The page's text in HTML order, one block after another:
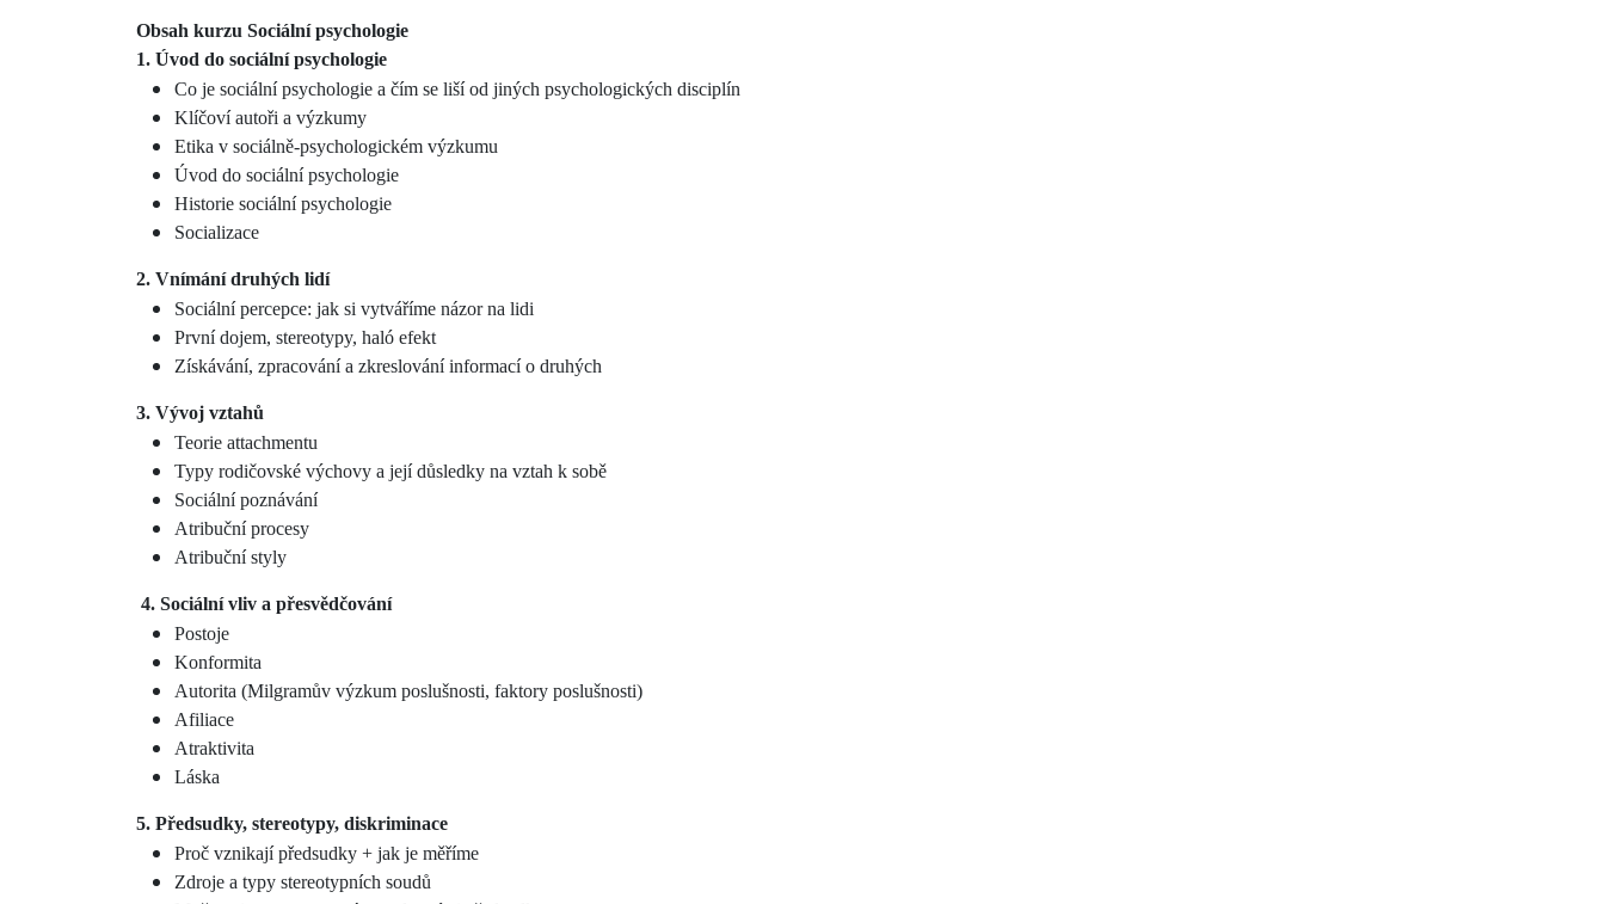
Obsah kurzu Sociální psychologie
1. Úvod do sociální psychologie
Co je sociální psychologie a čím se liší od jiných psychologických disciplín
Klíčoví autoři a výzkumy
Etika v sociálně-psychologickém výzkumu
Úvod do sociální psychologie
Historie sociální psychologie
Socializace
2. Vnímání druhých lidí
Sociální percepce: jak si vytváříme názor na lidi
První dojem, stereotypy, haló efekt
Získávání, zpracování a zkreslování informací o druhých
3. Vývoj vztahů
Teorie attachmentu
Typy rodičovské výchovy a její důsledky na vztah k sobě
Sociální poznávání
Atribuční procesy
Atribuční styly
4. Sociální vliv a přesvědčování
Postoje
Konformita
Autorita (Milgramův výzkum poslušnosti, faktory poslušnosti)
Afiliace
Atraktivita
Láska
5. Předsudky, stereotypy, diskriminace
Proč vznikají předsudky + jak je měříme
Zdroje a typy stereotypních soudů